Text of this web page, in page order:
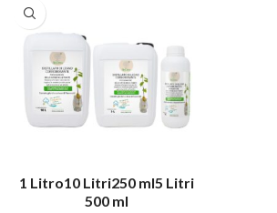
1 Litro10 Litri250 ml5 Litri
500 ml